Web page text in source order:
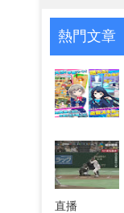
熱門文章
直播